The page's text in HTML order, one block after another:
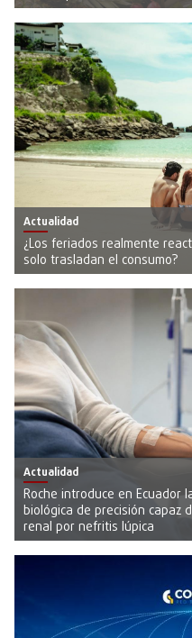
Actualidad
¿Los feriados realmente
solo trasladan el consumo?
Actualidad
Roche introduce en Ecuador
biológica de precisión capaz
renal por nefritis lúpica